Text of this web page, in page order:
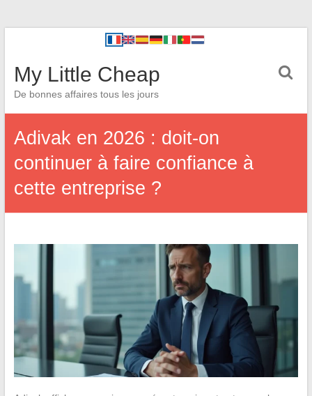
My Little Cheap
De bonnes affaires tous les jours
Adivak en 2026 : doit-on
continuer à faire confiance à
cette entreprise ?